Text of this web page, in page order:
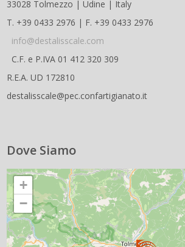
33028 Tolmezzo | Udine | Italy
T. +39 0433 2976 | F. +39 0433 2976
info@destalisscale.com
C.F. e P.IVA 01 412 320 309
R.E.A. UD 172810
destalisscale@pec.confartigianato.it
Dove Siamo
+
−